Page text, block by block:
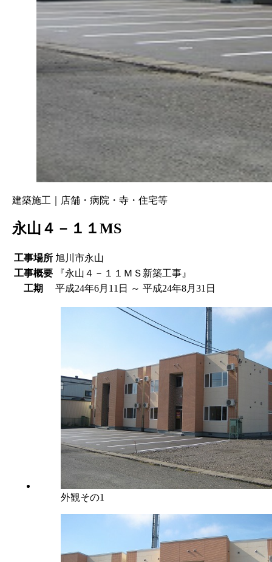
建築施工｜店舗・病院・寺・住宅等
永山４－１１MS
工事場所 旭川市永山
工事概要
『永山４－１１ＭＳ新築工事』
工期
平成24年6月11日 ～ 平成24年8月31日
外観その1